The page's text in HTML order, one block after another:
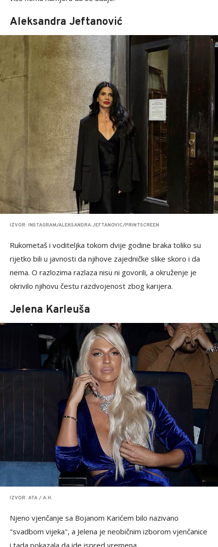
Aleksandra Jeftanović
IZVOR: INSTAGRAM/ALEKSANDRA.JEFTANOVIC/PRINTSCREEN
Rukometaš i voditeljka tokom dvije godine braka toliko su
rijetko bili u javnosti da njihove zajedničke slike skoro i da
nema. O razlozima razlaza nisu ni govorili, a okruženje je
okrivilo njihovu čestu razdvojenost zbog karijera.
Jelena Karleuša
IZVOR: ATA / A.H.
Njeno vjenčanje sa Bojanom Karićem bilo nazivano
"svadbom vijeka", a Jelena je neobičnim izborom vjenčanice
i tada pokazala da ide ispred vremena.